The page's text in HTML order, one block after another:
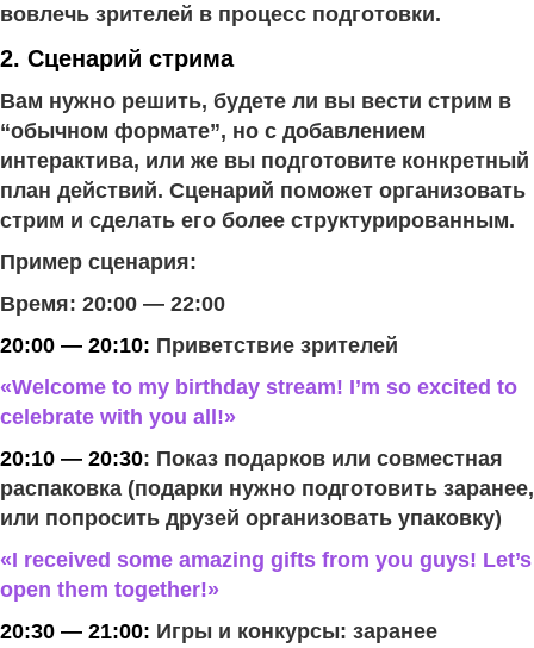
вовлечь зрителей в процесс подготовки.
2. Сценарий стрима
Вам нужно решить, будете ли вы вести стрим в
“обычном формате”, но с добавлением
интерактива, или же вы подготовите конкретный
план действий. Сценарий поможет организовать
стрим и сделать его более структурированным.
Пример сценария:
Время: 20:00 — 22:00
20:00 — 20:10: Приветствие зрителей
«Welcome to my birthday stream! I’m so excited to
celebrate with you all!»
20:10 — 20:30: Показ подарков или совместная
распаковка (подарки нужно подготовить заранее,
или попросить друзей организовать упаковку)
«I received some amazing gifts from you guys! Let’s
open them together!»
20:30 — 21:00: Игры и конкурсы: заранее